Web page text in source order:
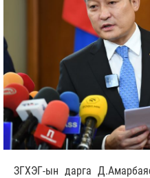
ЗГХЭГ-ын дарга